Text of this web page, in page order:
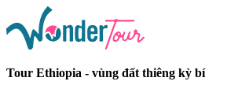
Tour Ethiopia - vùng đất thiêng kỳ bí